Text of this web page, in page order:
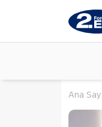
Markalar
Ana